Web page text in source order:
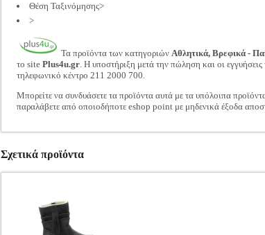
Θέση Ταξινόμησης>
>
Τα προϊόντα των κατηγοριών Αθλητικά, Βρεφικά -
το site Plus4u.gr. Η υποστήριξη μετά την πώληση και οι
τηλεφωνικό κέντρο 211 2000 700.
Μπορείτε να συνδυάσετε τα προϊόντα αυτά με τα υπόλοιπα
παραλάβετε από οποιοδήποτε eshop point με μηδενικά έξοδα
Σχετικά προϊόντα